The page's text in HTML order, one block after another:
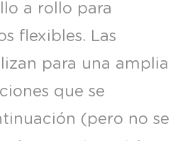
a rollo para
flexibles. Las
para una amplia
que se
(pero no se